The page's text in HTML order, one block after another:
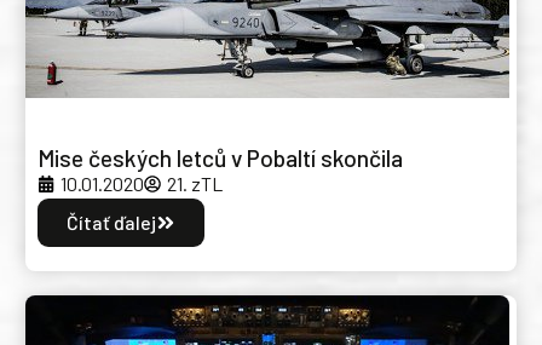
Mise českých letců v Pobaltí skončila
10.01.2020
21. zTL
Čítať ďalej